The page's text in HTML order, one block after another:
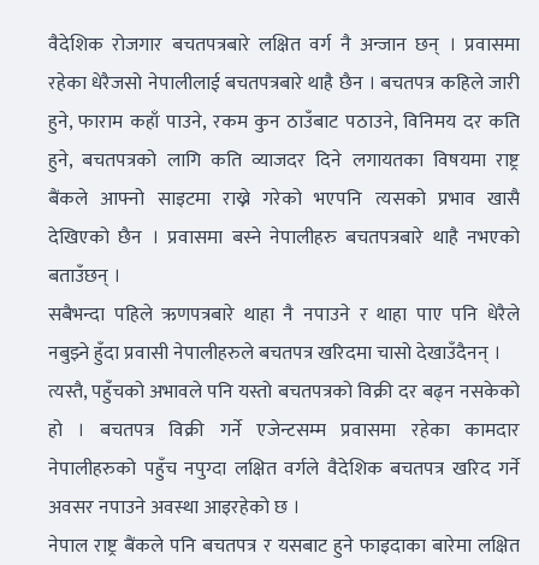
वैदेशिक रोजगार बचतपत्रबारे लक्षित वर्ग नै अन्जान छन् । प्रवासमा
रहेका धेरैजसो नेपालीलाई बचतपत्रबारे थाहै छैन । बचतपत्र कहिले जारी
हुने, फाराम कहाँ पाउने, रकम कुन ठाउँबाट पठाउने, विनिमय दर कति
हुने, बचतपत्रको लागि कति व्याजदर दिने लगायतका विषयमा राष्ट्र
बैंकले आफ्नो साइटमा राख्ने गरेको भएपनि त्यसको प्रभाव खासै
देखिएको छैन । प्रवासमा बस्ने नेपालीहरु बचतपत्रबारे थाहै नभएको
बताउँछन् ।
सबैभन्दा पहिले ऋणपत्रबारे थाहा नै नपाउने र थाहा पाए पनि धेरैले
नबुझ्ने हुँदा प्रवासी नेपालीहरुले बचतपत्र खरिदमा चासो देखाउँदैनन् ।
त्यस्तै, पहुँचको अभावले पनि यस्तो बचतपत्रको विक्री दर बढ्न नसकेको
हो । बचतपत्र विक्री गर्ने एजेन्टसम्म प्रवासमा रहेका कामदार
नेपालीहरुको पहुँच नपुग्दा लक्षित वर्गले वैदेशिक बचतपत्र खरिद गर्ने
अवसर नपाउने अवस्था आइरहेको छ ।
नेपाल राष्ट्र बैंकले पनि बचतपत्र र यसबाट हुने फाइदाका बारेमा लक्षित